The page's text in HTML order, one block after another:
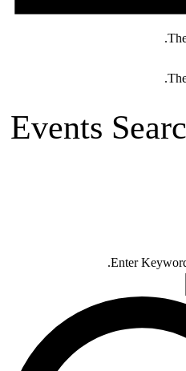
Events
Enter